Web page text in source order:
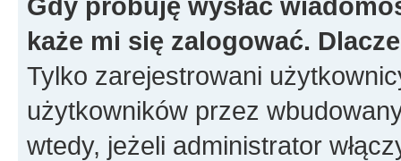
każe mi się zalogować.
Tylko zarejestrowani
użytkowników przez
wtedy, jeżeli administrator